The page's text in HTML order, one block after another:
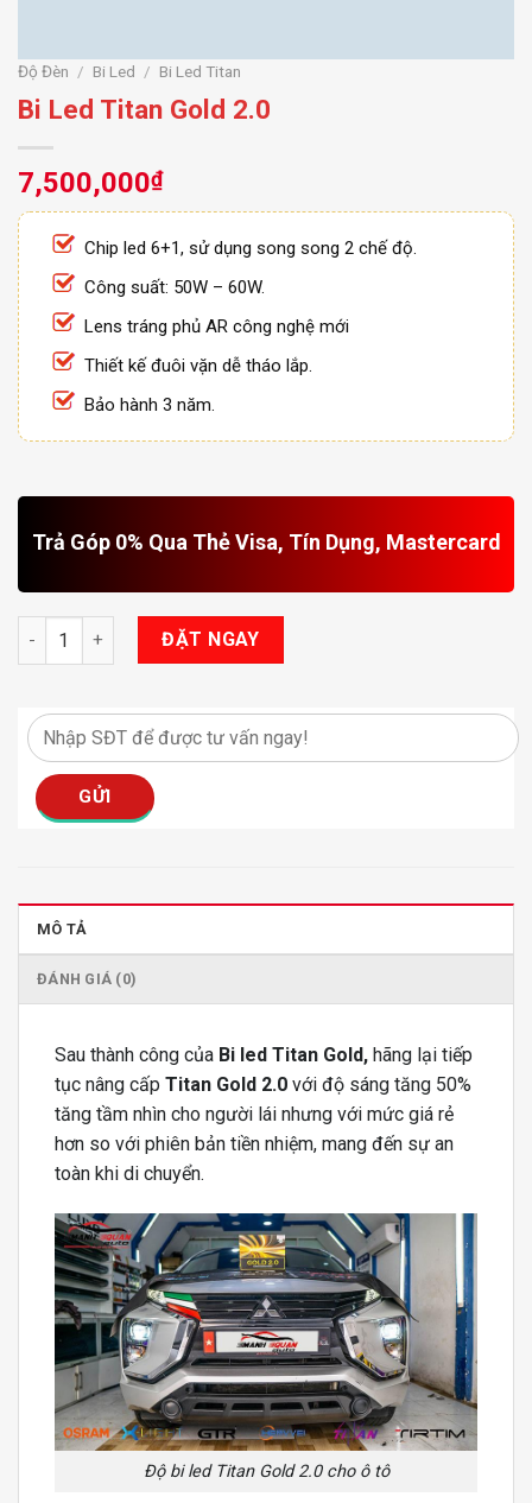
Độ Đèn / Bi Led / Bi Led Titan
Bi Led Titan Gold 2.0
7,500,000₫
Chip led 6+1, sử dụng song song 2 chế độ.
Công suất: 50W – 60W.
Lens tráng phủ AR công nghệ mới
Thiết kế đuôi vặn dễ tháo lắp.
Bảo hành 3 năm.
Trả Góp 0% Qua Thẻ Visa, Tín Dụng, Mastercard
Bi Led Titan Gold 2.0 số lượng
ĐẶT NGAY
MÔ TẢ
ĐÁNH GIÁ (0)
Sau thành công của Bi led Titan Gold, hãng lại tiếp
tục nâng cấp Titan Gold 2.0 với độ sáng tăng 50%
tăng tầm nhìn cho người lái nhưng với mức giá rẻ
hơn so với phiên bản tiền nhiệm, mang đến sự an
toàn khi di chuyển.
Độ bi led Titan Gold 2.0 cho ô tô